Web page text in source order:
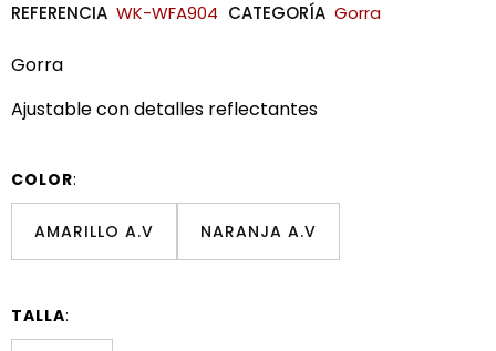
REFERENCIA WK-WFA904 CATEGORÍA Gorra
Gorra
Ajustable con detalles reflectantes
COLOR:
AMARILLO A.V NARANJA A.V
TALLA: